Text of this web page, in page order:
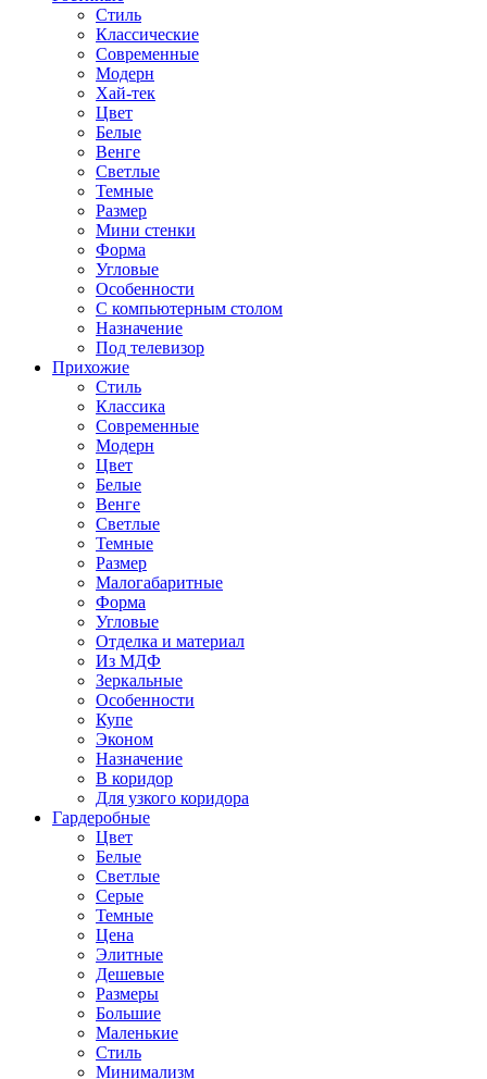
Стиль
Классические
Современные
Модерн
Хай-тек
Цвет
Белые
Венге
Светлые
Темные
Размер
Мини стенки
Форма
Угловые
Особенности
С компьютерным столом
Назначение
Под телевизор
Прихожие
Стиль
Классика
Современные
Модерн
Цвет
Белые
Венге
Светлые
Темные
Размер
Малогабаритные
Форма
Угловые
Отделка и материал
Из МДФ
Зеркальные
Особенности
Купе
Эконом
Назначение
В коридор
Для узкого коридора
Гардеробные
Цвет
Белые
Светлые
Серые
Темные
Цена
Элитные
Дешевые
Размеры
Большие
Маленькие
Стиль
Минимализм